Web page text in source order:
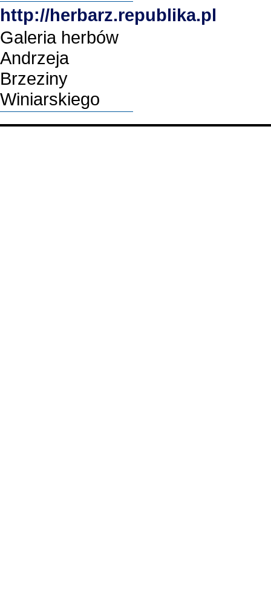
http://herbarz.republika.pl
Galeria herbów
Andrzeja
Brzeziny
Winiarskiego